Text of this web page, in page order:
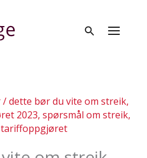
/dette bør du vite om streik,
2023, spørsmål om streik,
tariffoppgjøret